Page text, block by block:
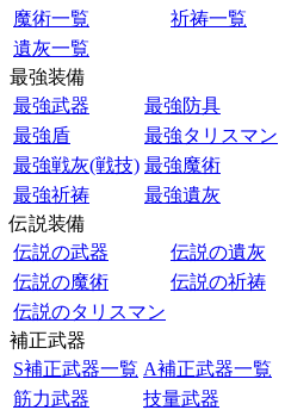
魔術一覧
祈祷一覧
遺灰一覧
最強装備
最強武器
最強防具
最強盾
最強タリスマン
最強戦灰(戦技) 最強魔術
最強祈祷
最強遺灰
伝説装備
伝説の武器
伝説の遺灰
伝説の魔術
伝説の祈祷
伝説のタリスマン
補正武器
S補正武器一覧 A補正武器一覧
筋力武器
技量武器